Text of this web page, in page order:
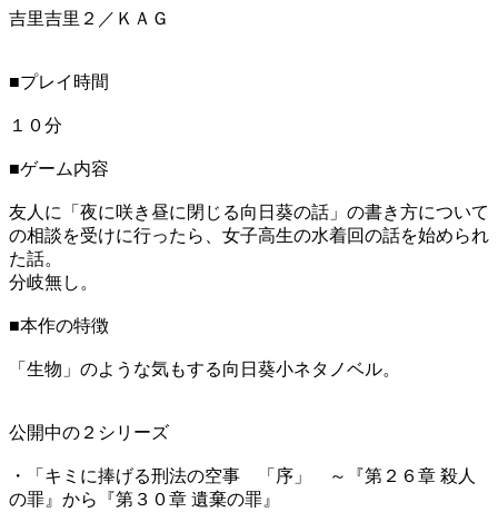
吉里吉里２／ＫＡＧ
■プレイ時間
１０分
■ゲーム内容
友人に「夜に咲き昼に閉じる向日葵の話」の書き方について
の相談を受けに行ったら、女子高生の水着回の話を始められ
た話。
分岐無し。
■本作の特徴
「生物」のような気もする向日葵小ネタノベル。
公開中の２シリーズ
・「キミに捧げる刑法の空事 「序」 ～『第２６章 殺人
の罪』から『第３０章 遺棄の罪』